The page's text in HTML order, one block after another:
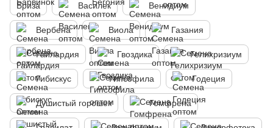
Бриза Василек Венидиум
Вербена Виола Газания
Гайлардия Гвоздика Гелихризиум
Гибискус Гипсофила Годеция
Душистый горошек Гомфрена